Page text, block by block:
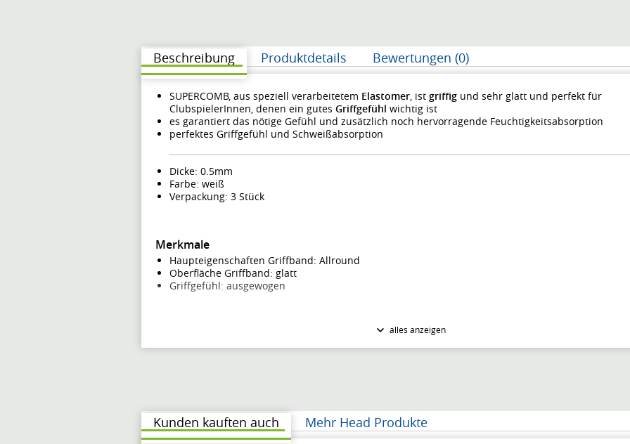
Beschreibung Produktdetails Bewertungen (0)
SUPERCOMB, aus speziell verarbeitetem Elastomer, ist griffig und sehr glatt und perfekt für
ClubspielerInnen, denen ein gutes Griffgefühl wichtig ist
es garantiert das nötige Gefühl und zusätzlich noch hervorragende Feuchtigkeitsabsorption
perfektes Griffgefühl und Schweißabsorption
Dicke: 0.5mm
Farbe: weiß
Verpackung: 3 Stück
Merkmale
Haupteigenschaften Griffband: Allround
Oberfläche Griffband: glatt
Griffgefühl: ausgewogen
alles anzeigen
Kunden kauften auch Mehr Head Produkte